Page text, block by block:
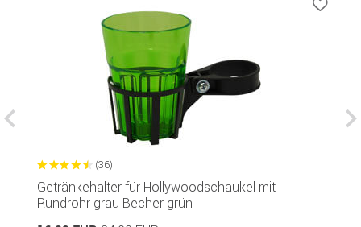
(36)
Getränkehalter für Hollywoodschaukel mit
Rundrohr grau Becher grün